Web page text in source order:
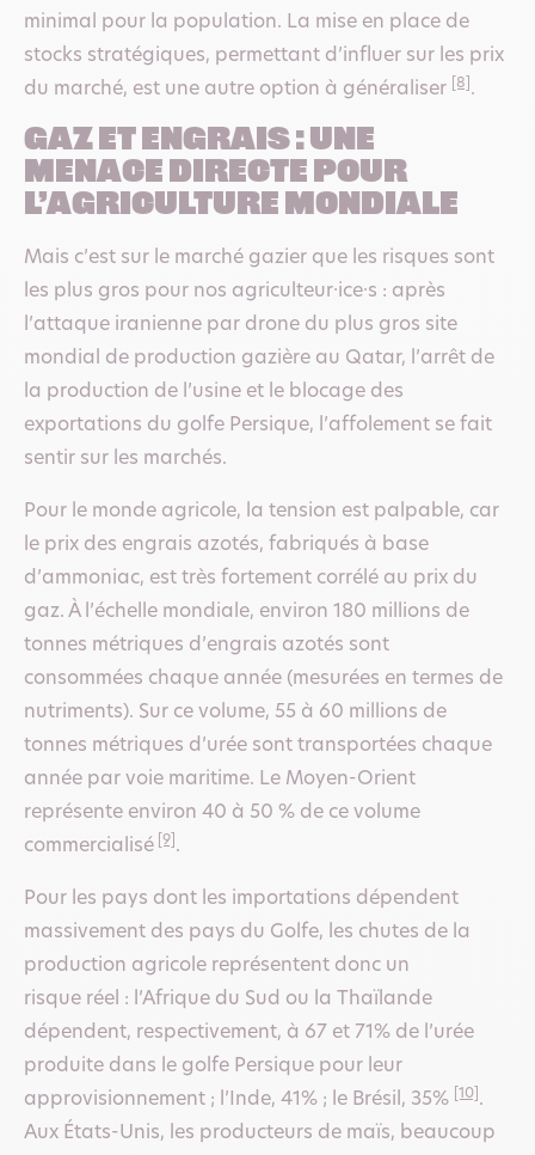
minimal pour la population. La mise en place de
stocks stratégiques, permettant d’influer sur les prix
du marché, est une autre option à généraliser
[8] .
Gaz et engrais : une
menace directe pour
l’agriculture mondiale
Mais c’est sur le marché gazier que les risques sont
les plus gros pour nos agriculteur·ice·s : après
l’attaque iranienne par drone du plus gros site
mondial de production gazière au Qatar, l’arrêt de
la production de l’usine et le blocage des
exportations du golfe Persique, l’affolement se fait
sentir sur les marchés.
Pour le monde agricole, la tension est palpable, car
le prix des engrais azotés, fabriqués à base
d’ammoniac, est très fortement corrélé au prix du
gaz. À l’échelle mondiale, environ 180 millions de
tonnes métriques d’engrais azotés sont
consommées chaque année (mesurées en termes de
nutriments). Sur ce volume, 55 à 60 millions de
tonnes métriques d’urée sont transportées chaque
année par voie maritime. Le Moyen-Orient
représente environ 40 à 50 % de ce volume
commercialisé [9] .
Pour les pays dont les importations dépendent
massivement des pays du Golfe, les chutes de la
production agricole représentent donc un
risque réel : l’Afrique du Sud ou la Thaïlande
dépendent, respectivement, à 67 et 71% de l’urée
produite dans le golfe Persique pour leur
approvisionnement ; l’Inde, 41% ; le Brésil, 35%
[10] .
Aux États-Unis, les producteurs de maïs, beaucoup